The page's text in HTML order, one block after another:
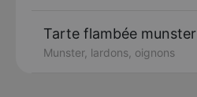
Tarte flambée munster
Munster, lardons, oignons